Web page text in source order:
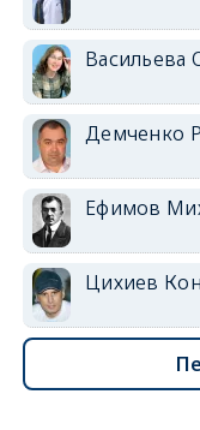
Васильева
Демченко
Ефимов
Цихиев